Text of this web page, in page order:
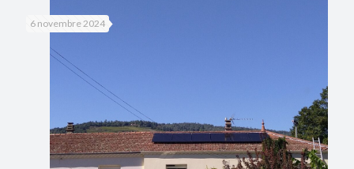
6 novembre 2024